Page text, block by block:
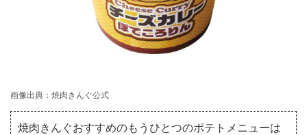
画像出典：焼肉きんぐ公式
焼肉きんぐおすすめのもうひとつのポテトメニューは